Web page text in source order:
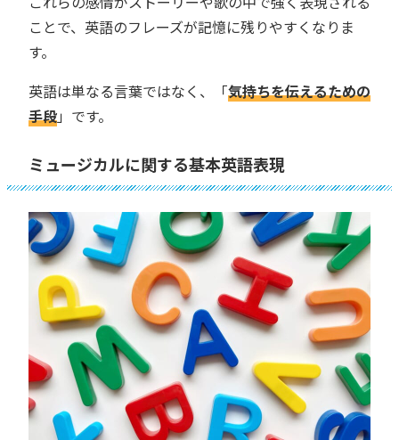
ことで、英語のフレーズが記憶に残りやすくなりま
す。
英語は単なる言葉ではなく、「気持ちを伝えるための
手段」です。
ミュージカルに関する基本英語表現